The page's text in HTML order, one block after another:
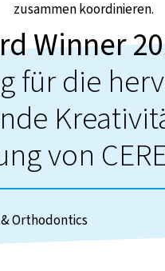
zusammen koordinieren.
Winner
für die
von
Orthodontics